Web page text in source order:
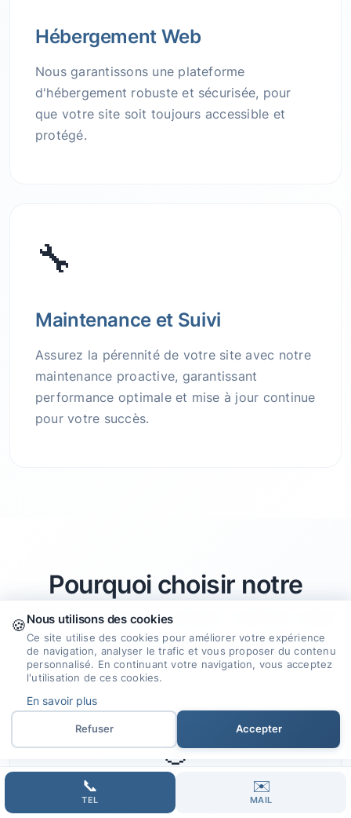
Hébergement Web
Nous garantissons une plateforme
d'hébergement robuste et sécurisée, pour
que votre site soit toujours accessible et
protégé.
🔧
Maintenance et Suivi
Assurez la pérennité de votre site avec notre
maintenance proactive, garantissant
performance optimale et mise à jour continue
pour votre succès.
Pourquoi choisir notre
agence pour créer votre site
internet à Malissard ?
🎯
Expertise et Savoir-faire
📞
TEL
✉️
MAIL
🍪Nous utilisons des cookies
Ce site utilise des cookies pour améliorer votre expérience
de navigation, analyser le trafic et vous proposer du contenu
personnalisé. En continuant votre navigation, vous acceptez
l'utilisation de ces cookies.
En savoir plus
Refuser Accepter